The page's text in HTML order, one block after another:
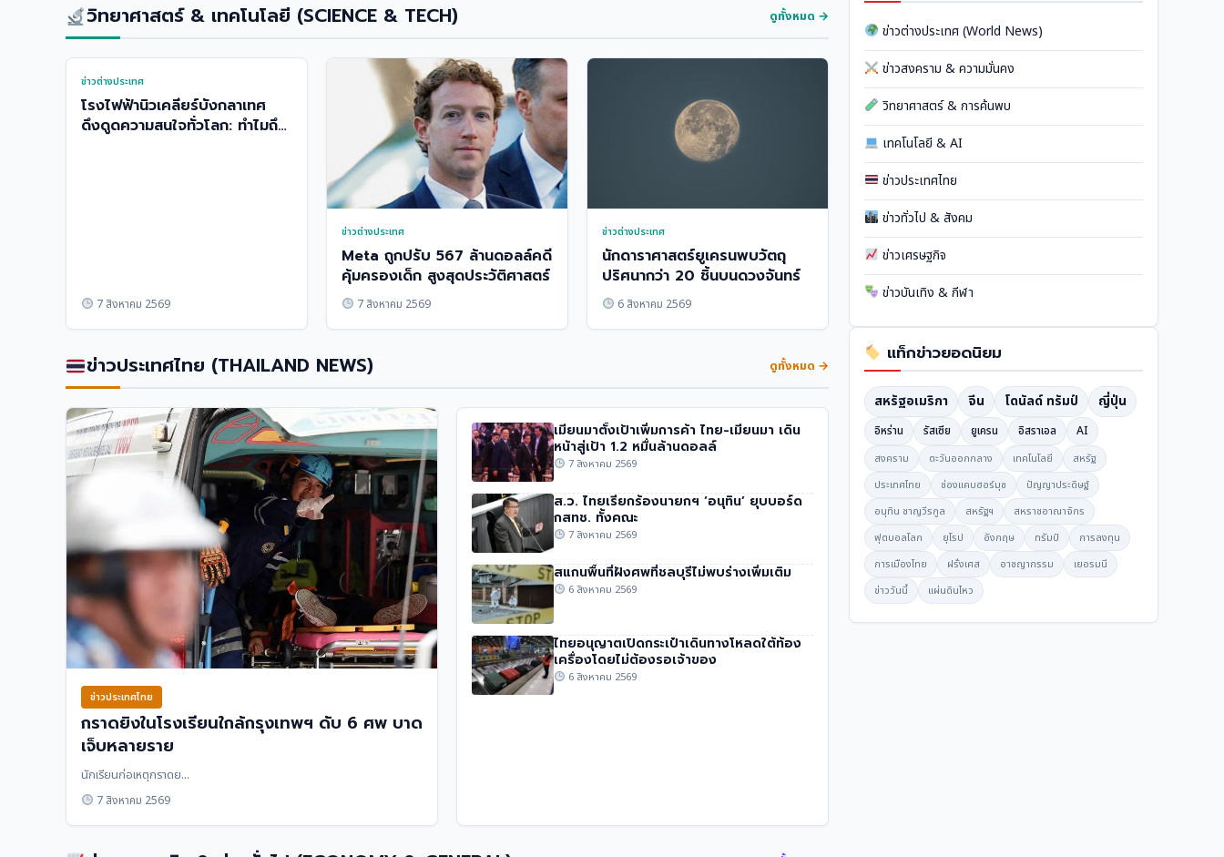
วิทยาศาสตร์ & เทคโนโลยี (SCIENCE & TECH) ดูทั้งหมด →
ข่าวต่างประเทศ
โรงไฟฟ้านิวเคลียร์บังกลาเทศ
ดึงดูดความสนใจทั่วโลก: ทำไมถึง
7 สิงหาคม 2569
ข่าวต่างประเทศ
Meta ถูกปรับ 567 ล้านดอลล์คดี
คุ้มครองเด็ก สูงสุดประวัติศาสตร์
7 สิงหาคม 2569
ข่าวต่างประเทศ
นักดาราศาสตร์ยูเครนพบวัตถุ
ปริศนากว่า 20 ชิ้นบนดวงจันทร์
6 สิงหาคม 2569
ข่าวประเทศไทย (THAILAND NEWS) ดูทั้งหมด →
ข่าวประเทศไทย
กราดยิงในโรงเรียนใกล้กรุงเทพฯ ดับ 6 ศพ บาด
เจ็บหลายราย
นักเรียนก่อเหตุกราดย...
7 สิงหาคม 2569
เมียนมาตั้งเป้าเพิ่มการค้า ไทย-เมียนมา เดิน
หน้าสู่เป้า 1.2 หมื่นล้านดอลล์
7 สิงหาคม 2569
ส.ว. ไทยเรียกร้องนายกฯ ‘อนุทิน’ ยุบบอร์ด
กสทช. ทั้งคณะ
7 สิงหาคม 2569
สแกนพื้นที่ฝังศพที่ชลบุรีไม่พบร่างเพิ่มเติม
6 สิงหาคม 2569
ไทยอนุญาตเปิดกระเป๋าเดินทางโหลดใต้ท้อง
เครื่องโดยไม่ต้องรอเจ้าของ
6 สิงหาคม 2569
ข่าวต่างประเทศ (World News)
ข่าวสงคราม & ความมั่นคง
วิทยาศาสตร์ & การค้นพบ
เทคโนโลยี & AI
ข่าวประเทศไทย
ข่าวทั่วไป & สังคม
ข่าวเศรษฐกิจ
ข่าวบันเทิง & กีฬา
แท็กข่าวยอดนิยม
สหรัฐอเมริกา จีน โดนัลด์ ทรัมป์ ญี่ปุ่น
อิหร่าน รัสเซีย ยูเครน อิสราเอล AI
สงคราม ตะวันออกกลาง เทคโนโลยี
สหรัฐ
ประเทศไทย
ช่องแคบฮอร์มุซ
ปัญญาประดิษฐ์
อนุทิน ชาญวีรกูล
สหรัฐฯ
สหราชอาณาจักร
ฟุตบอลโลก
ยุโรป อังกฤษ ทรัมป์
การลงทุน
การเมืองไทย
ฝรั่งเศส อาชญากรรม
เยอรมนี
ข่าววันนี้
แผ่นดินไหว